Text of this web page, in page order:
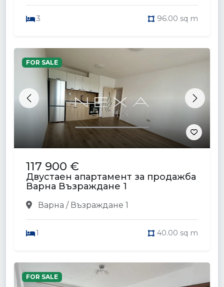
3 96.00 sq m
Previous Next
FOR SALE
117 900 €
Двустаен апартамент за продажба
Варна Възраждане 1
Варна / Възраждане 1
1 40.00 sq m
FOR SALE